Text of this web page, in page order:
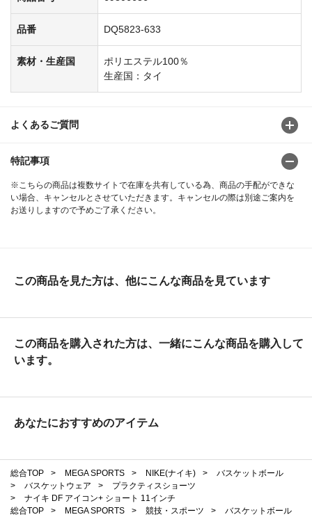
品番 DQ5823-633
素材・生産国
ポリエステル100％
生産国：タイ
よくあるご質問
特記事項
※こちらの商品は複数サイトで在庫を共有している為、商品の手配ができな
い場合、キャンセルとさせていただきます。キャンセルの際は別途ご案内を
お送りしますので予めご了承ください。
この商品を見た方は、他にこんな商品を見ています
この商品を購入された方は、一緒にこんな商品を購入して
います。
あなたにおすすめのアイテム
総合TOP > MEGA SPORTS > NIKE(ナイキ) >
バスケットボール
>
バスケットウェア >
プラクティスショーツ
>
ナイキ DF アイコン+ ショート 11インチ
総合TOP
> MEGA SPORTS > 競技・スポーツ >
バスケットボール